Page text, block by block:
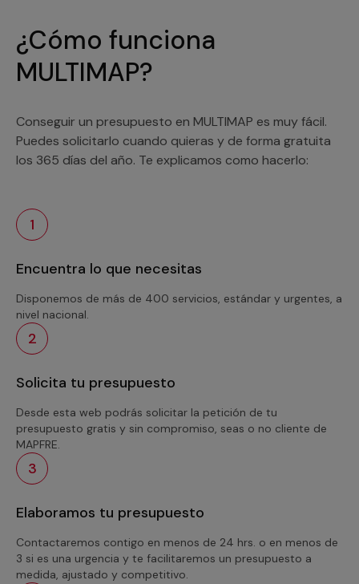
¿Cómo funciona
MULTIMAP?
Conseguir un presupuesto en MULTIMAP es muy fácil.
Puedes solicitarlo cuando quieras y de forma gratuita
los 365 días del año. Te explicamos como hacerlo:
1
Encuentra lo que necesitas
Disponemos de más de 400 servicios, estándar y urgentes, a
nivel nacional.
2
Solicita tu presupuesto
Desde esta web podrás solicitar la petición de tu
presupuesto gratis y sin compromiso, seas o no cliente de
MAPFRE.
3
Elaboramos tu presupuesto
Contactaremos contigo en menos de 24 hrs. o en menos de
3 si es una urgencia y te facilitaremos un presupuesto a
medida, ajustado y competitivo.